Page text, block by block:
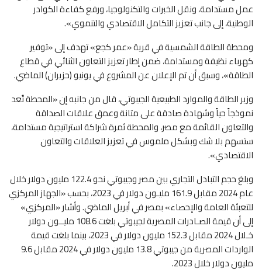
عمل مستدامة، ونقل الخبرات والتكنولوجيا، ورفع كفاءة الكوادر
الوطنية، إلى جانب تعزيز التكامل الاقتصادي والتنموي».
ومحطة الطاقة الشمسية في قرية «عمر كجع» تهدف إلى «توفير
كهرباء نظيفة ومستدامة، ضمن إطار تعزيز التعاون الثنائي في قطاع
الطاقة»، وسبق أن تم الإعلان عن المشروع في يونيو (حزيران) الماضي.
وزير الطاقة والموارد الطبيعية الجيبوتي، قال من جانبه إن «المحطة تُعد
نموذجاً حياً وشهادة صادقة على متانة وعمق علاقات الصداقة
والتعاون القائمة مع مصر، والمحطة ثمرة شراكة استراتيجية مستدامة،
ستسهم بلا شك وبشكل ملموس في تعزيز العلاقات والتعاون
الاقتصادي».
وبلغ حجم التبادل التجاري بين مصر وجيبوتي نحو 122.4 مليون دولار خلال
عام 2024 مقابل 161.9 مليـون دولار في 2023، بحسب «الجهاز المركزي
للتعبئة العامة والإحصاء» بمصر في أبريل الماضي. وأشار «المركزي»
إلى أن قيمة الصـادرات المصرية لجيبوتي بلغت 108.6 مليــون دولار
خـلال 2024 مقابل 152.3 مليون دولار في 2023، بينما بلغت قيمة
الواردات المصرية من جيبوتي 13.8 مليون دولار في 2024 مقابل 9.6
مليون دولار خلال 2023.